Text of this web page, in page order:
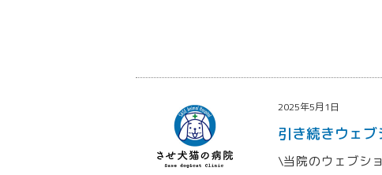
2025年5月1日
引き続きウェブ
\当院のウェブシ